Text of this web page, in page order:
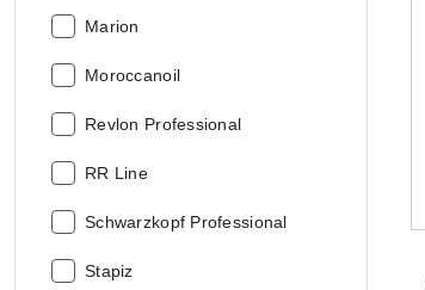
Producent:
Marion
Producent:
Moroccanoil
Producent:
Revlon Professional
Producent:
RR Line
Producent:
Schwarzkopf Professional
Producent:
Stapiz